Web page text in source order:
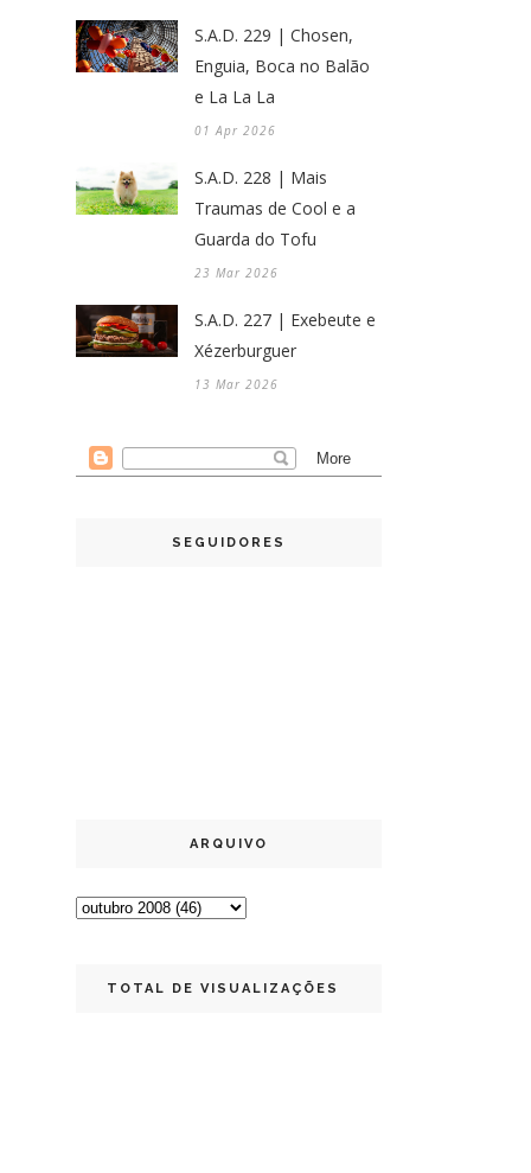
S.A.D. 229 | Chosen,
Enguia, Boca no Balão
e La La La
01 Apr 2026
S.A.D. 228 | Mais
Traumas de Cool e a
Guarda do Tofu
23 Mar 2026
S.A.D. 227 | Exebeute e
Xézerburguer
13 Mar 2026
SEGUIDORES
ARQUIVO
TOTAL DE VISUALIZAÇÕES